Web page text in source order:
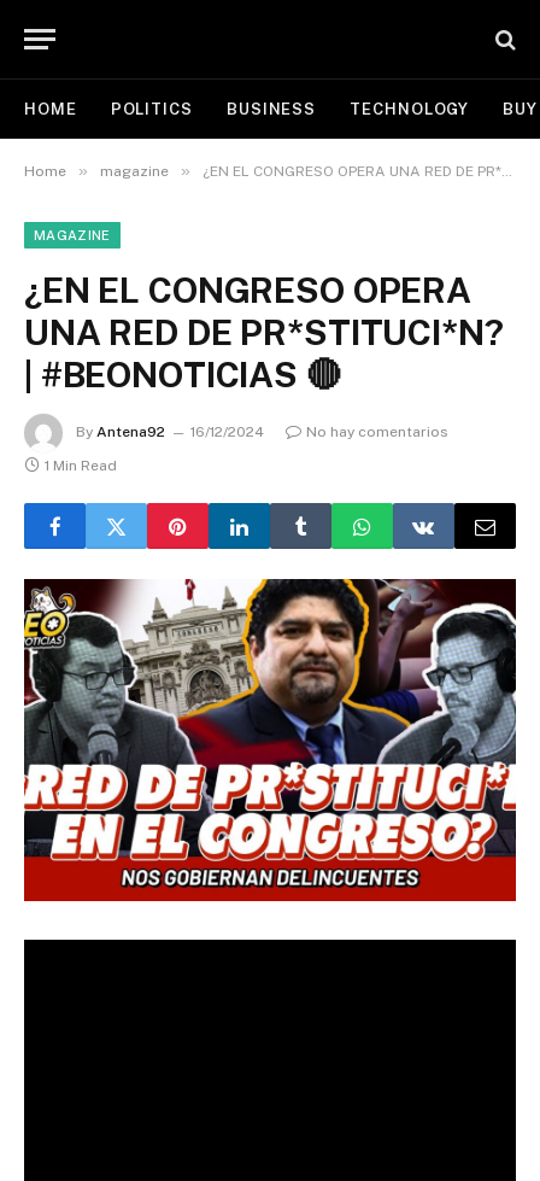
HOME POLITICS BUSINESS TECHNOLOGY
Home » magazine » ¿EN EL CONGRESO OPERA UNA RED DE PR*STITUCI*N? | #BEONOTICIAS 🔴
MAGAZINE
¿EN EL CONGRESO OPERA
UNA RED DE PR*STITUCI*N?
| #BEONOTICIAS 🔴
By Antena92 16/12/2024
No hay comentarios
1 Min Read